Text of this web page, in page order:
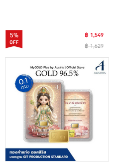
5%
฿ 1,549
฿ 1,629